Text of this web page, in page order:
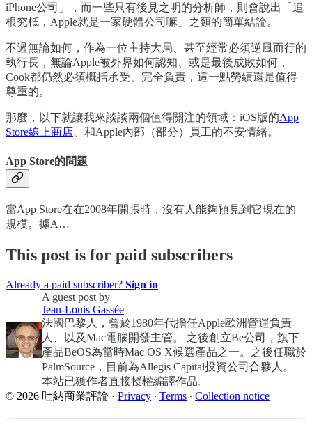
iPhone公司」，而一些只有後見之明的分析師，則會說出「追
根究柢，Apple就是一家硬體公司嘛」之類的簡單結論。
不過無論如何，作為一位主持大局、甚至經常必須逆風而行的
執行長，無論Apple被外界如何認知、或是最後成敗如何，
Cook都仍然必須概括承受、完全負責，這一點勞績還是值得
尊重的。
那麼，以下就讓我來談談兩個值得關注的領域：iOS版的App
Store線上商店 、和Apple內部（部分）員工的不安情緒。
App Store的問題
當App Store在在2008年開張時，沒有人能夠預見到它現在的
規模。據A…
This post is for paid subscribers
Already a paid subscriber? Sign in
A guest post by
Jean-Louis Gassée
法國巴黎人，曾於1980年代擔任Apple歐洲營運負責
人、以及Mac電腦開發主管。 之後創立Be公司，旗下
產品BeOS為當時Mac OS X候選產品之一。之後任職於
PalmSource，目前為Allegis Capital投資公司合夥人。
本站已獲作者直接授權編譯作品。
© 2026 吐納商業評論 · Privacy ∙ Terms ∙ Collection notice